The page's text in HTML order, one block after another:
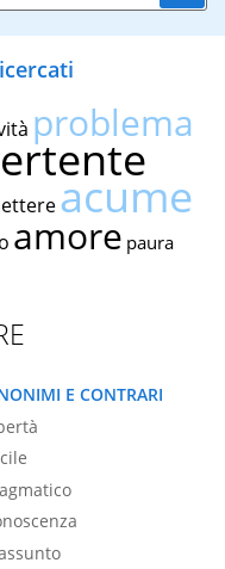
problema
acume
amore paura
E CONTRARI